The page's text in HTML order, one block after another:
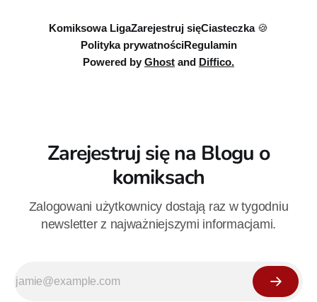
Komiksowa LigaZarejestruj sięCiasteczka 🍪
Polityka prywatnościRegulamin
Powered by Ghost and Diffico.
Zarejestruj się na Blogu o
komiksach
Zalogowani użytkownicy dostają raz w tygodniu
newsletter z najważniejszymi informacjami.